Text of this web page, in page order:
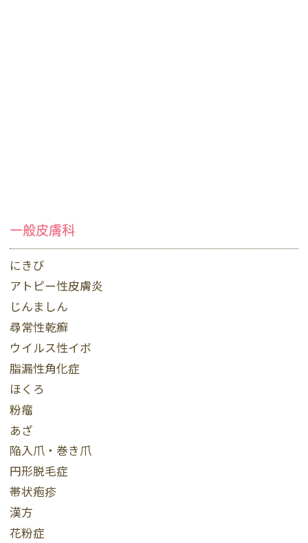
一般皮膚科
にきび
アトピー性皮膚炎
じんましん
尋常性乾癬
ウイルス性イボ
脂漏性角化症
ほくろ
粉瘤
あざ
陥入爪・巻き爪
円形脱毛症
帯状疱疹
漢方
花粉症